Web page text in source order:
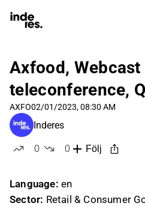
Axfood,
teleconference,
AXFO02/01/2023, 08:30 AM
Inderes
0
0
Följ
Language: en
Sector: Retail & Consumer